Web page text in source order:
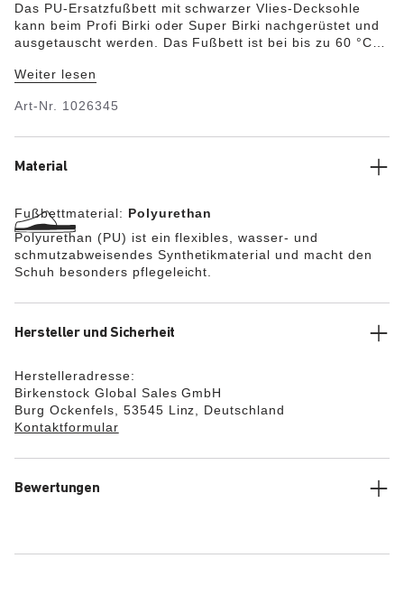
Das PU-Ersatzfußbett mit schwarzer Vlies-Decksohle
kann beim Profi Birki oder Super Birki nachgerüstet und
ausgetauscht werden. Das Fußbett ist bei bis zu 60 °C
Weiter lesen
Art-Nr. 1026345
Material
Fußbettmaterial: Polyurethan
Polyurethan (PU) ist ein flexibles, wasser- und
schmutzabweisendes Synthetikmaterial und macht den
Schuh besonders pflegeleicht.
Hersteller und Sicherheit
Herstelleradresse:
Birkenstock Global Sales GmbH
Burg Ockenfels, 53545 Linz, Deutschland
Kontaktformular
Bewertungen